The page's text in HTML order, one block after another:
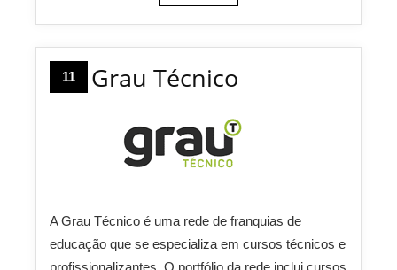
11 Grau Técnico
A Grau Técnico é uma rede de franquias de
educação que se especializa em cursos técnicos e
profissionalizantes. O portfólio da rede inclui cursos